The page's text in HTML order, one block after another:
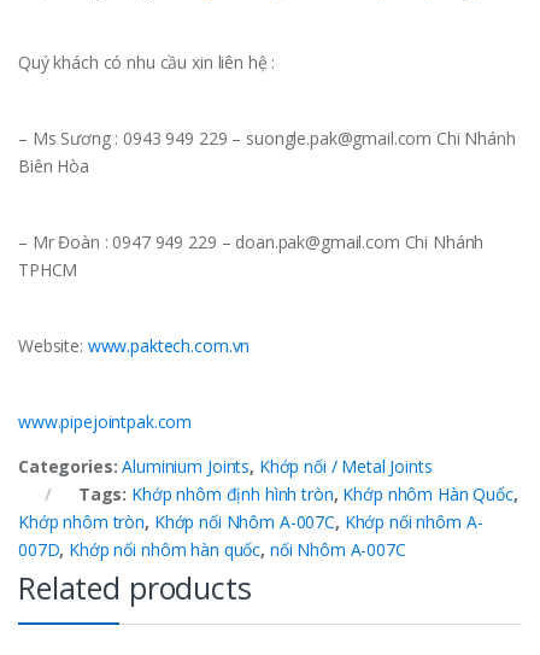
Quý khách có nhu cầu xin liên hệ :
– Ms Sương : 0943 949 229 – suongle.pak@gmail.com Chi Nhánh
Biên Hòa
– Mr Đoàn : 0947 949 229 – doan.pak@gmail.com Chi Nhánh
TPHCM
Website: www.paktech.com.vn
www.pipejointpak.com
Categories:Aluminium Joints, Khớp nối / Metal Joints
Tags: Khớp nhôm định hình tròn, Khớp nhôm Hàn Quốc,
Khớp nhôm tròn, Khớp nối Nhôm A-007C, Khớp nối nhôm A-
007D, Khớp nối nhôm hàn quốc, nối Nhôm A-007C
Related products